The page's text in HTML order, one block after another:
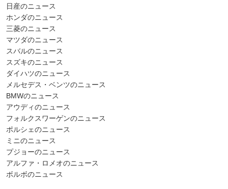
日産のニュース
ホンダのニュース
三菱のニュース
マツダのニュース
スバルのニュース
スズキのニュース
ダイハツのニュース
メルセデス・ベンツのニュース
BMWのニュース
アウディのニュース
フォルクスワーゲンのニュース
ポルシェのニュース
ミニのニュース
プジョーのニュース
アルファ・ロメオのニュース
ボルボのニュース